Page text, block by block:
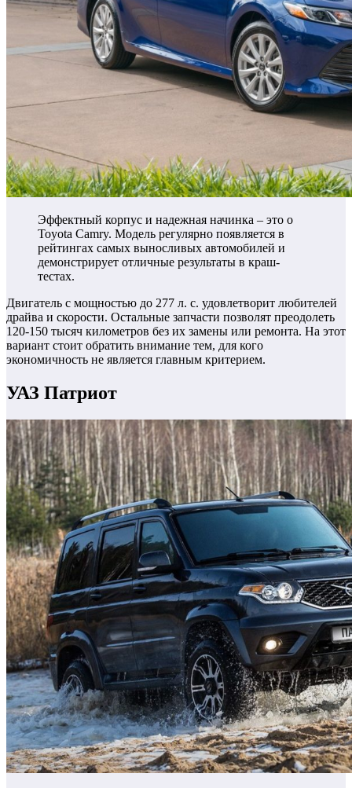
Эффектный корпус и надежная начинка – это о
Toyota Camry. Модель регулярно появляется в
рейтингах самых выносливых автомобилей и
демонстрирует отличные результаты в краш-
тестах.
Двигатель с мощностью до 277 л. с. удовлетворит любителей
драйва и скорости. Остальные запчасти позволят преодолеть
120-150 тысяч километров без их замены или ремонта. На этот
вариант стоит обратить внимание тем, для кого
экономичность не является главным критерием.
УАЗ Патриот